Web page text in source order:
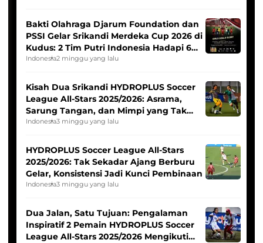
Bakti Olahraga Djarum Foundation dan
PSSI Gelar Srikandi Merdeka Cup 2026 di
Kudus: 2 Tim Putri Indonesia Hadapi 6
Tim Asia
Indonesia2 minggu yang lalu
Kisah Dua Srikandi HYDROPLUS Soccer
League All-Stars 2025/2026: Asrama,
Sarung Tangan, dan Mimpi yang Tak
Pernah Padam
Indonesia3 minggu yang lalu
HYDROPLUS Soccer League All-Stars
2025/2026: Tak Sekadar Ajang Berburu
Gelar, Konsistensi Jadi Kunci Pembinaan
Indonesia3 minggu yang lalu
Dua Jalan, Satu Tujuan: Pengalaman
Inspiratif 2 Pemain HYDROPLUS Soccer
League All-Stars 2025/2026 Mengikuti